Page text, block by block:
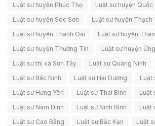
Luật sư huyện Phúc Thọ
Luật sư huyện Quốc
Luật sư huyện Sóc Sơn
Luật sư huyện Thạch
Luật sư huyện Thanh Oai
Luật sư huyện
Luật sư huyện Thường Tín
Luật sư huyện
Luật sư thị xã Sơn Tây
Luật sư Quảng Ninh
Luật sư Bắc Ninh
Luật sư Hải Dương
Luật
Luật sư Hưng Yên
Luật sư Thái Bình
Luật
Luật sư Nam Định
Luật sư Ninh Bình
Luật
Luật sư Cao Bằng
Luật sư Bắc Kạn
Luật